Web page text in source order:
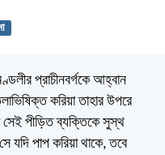
প্রাচীনবর্গকে আহ্বান
করিয়া তাহার উপরে
সেই পীড়িত ব্যক্তিকে সুস্থ
যদি পাপ করিয়া থাকে, তবে